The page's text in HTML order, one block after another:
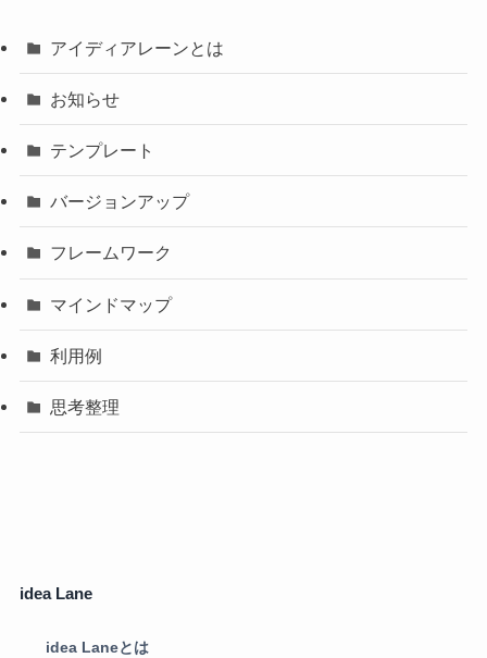
アイディアレーンとは
お知らせ
テンプレート
バージョンアップ
フレームワーク
マインドマップ
利用例
思考整理
idea Lane
idea Laneとは